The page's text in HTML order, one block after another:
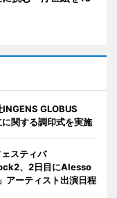
GLOBUS
関する調印式を実施
スティバ
2日目にAlesso
ーティスト出演日程